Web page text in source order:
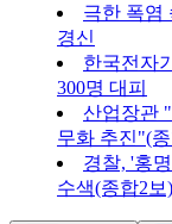
극한 폭염
경신
한국전자
300명 대피
산업장관
무화 추진"(
경찰, '홍
수색(종합2보)